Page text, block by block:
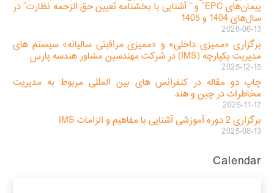
پیمان‌های EPC” و ” آشنایی با بخشنامه تعیین حق الزحمه نظارت” در
سال‌های 1404 و 1405
2026-06-13
برگزاری «ممیزی داخلی» و «ممیزی مراقبتی سالیانه» سیستم های
مدیریت یکپارچه (IMS) در شرکت مهندسین مشاور هندسه پارس
2025-12-15
چاپ دو مقاله در کنفرانس های بین المللی مربوط به مدیریت
مخاطرات در چین و هند
2025-11-17
برگزاری 2 دوره آموزشی آشنایی با مفاهیم و الزامات IMS
2025-08-13
Calendar